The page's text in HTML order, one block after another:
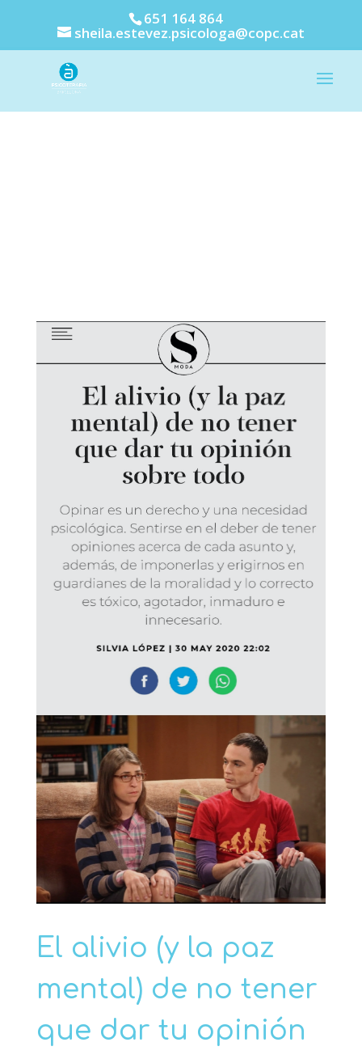
651 164 864
sheila.estevez.psicologa@copc.cat
El alivio (y la paz
mental) de no tener
que dar tu opinión